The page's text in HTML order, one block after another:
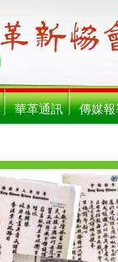
華革通訊 傳媒報